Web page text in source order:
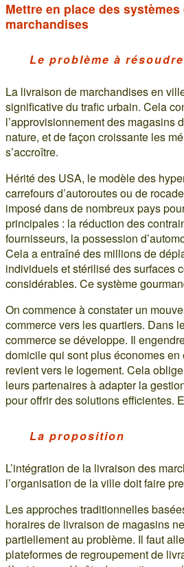
Mettre en place des
marchandises
Le problème à résoudre
La livraison de marchandises en
significative du trafic urbain. Cela
l’approvisionnement des magasins
nature, et de façon croissante les
s’accroître.
Hérité des USA, le modèle des
carrefours d’autoroutes ou de
imposé dans de nombreux pays
principales : la réduction des
fournisseurs, la possession
Cela a entraîné des millions de
individuels et stérilisé des surfaces
considérables. Ce système
On commence à constater un
commerce vers les quartiers. Dans
commerce se développe. Il
domicile qui sont plus économes
revient vers le logement. Cela
leurs partenaires à adapter la
pour offrir des solutions efficientes.
La proposition
L’intégration de la livraison des
l’organisation de la ville doit faire
Les approches traditionnelles
horaires de livraison de magasins
partiellement au problème. Il faut
plateformes de regroupement de